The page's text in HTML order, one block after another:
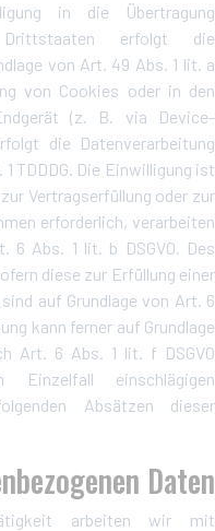
in die Übertragung
erfolgt die
von Art. 49 Abs. 1 lit. a
von Cookies oder in den
(z. B. via Device-
die Datenverarbeitung
TDDDG. Die Einwilligung ist
Vertragserfüllung oder zur
erforderlich, verarbeiten
6 Abs. 1 lit. b DSGVO. Des
diese zur Erfüllung einer
auf Grundlage von Art. 6
kann ferner auf Grundlage
Art. 6 Abs. 1 lit. f DSGVO
einschlägigen
Absätzen dieser
Daten
arbeiten wir mit